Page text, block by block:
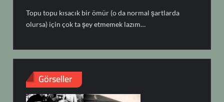
Topu topu kısacık bir ömür (o da normal şartlarda
olursa) için çok ta şey etmemek lazım…
Görseller